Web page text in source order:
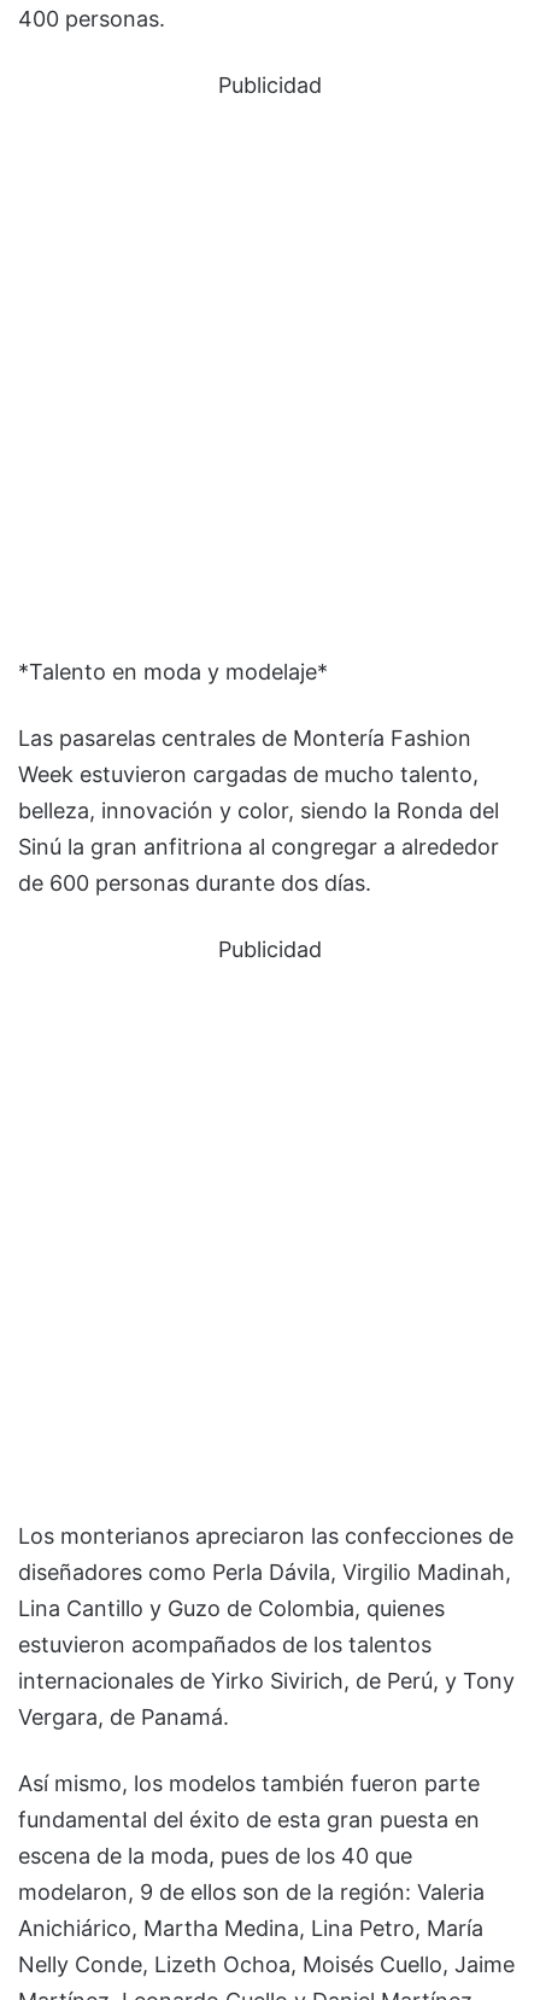
400 personas.
Publicidad
*Talento en moda y modelaje*
Las pasarelas centrales de Montería Fashion
Week estuvieron cargadas de mucho talento,
belleza, innovación y color, siendo la Ronda del
Sinú la gran anfitriona al congregar a alrededor
de 600 personas durante dos días.
Publicidad
Los monterianos apreciaron las confecciones de
diseñadores como Perla Dávila, Virgilio Madinah,
Lina Cantillo y Guzo de Colombia, quienes
estuvieron acompañados de los talentos
internacionales de Yirko Sivirich, de Perú, y Tony
Vergara, de Panamá.
Así mismo, los modelos también fueron parte
fundamental del éxito de esta gran puesta en
escena de la moda, pues de los 40 que
modelaron, 9 de ellos son de la región: Valeria
Anichiárico, Martha Medina, Lina Petro, María
Nelly Conde, Lizeth Ochoa, Moisés Cuello, Jaime